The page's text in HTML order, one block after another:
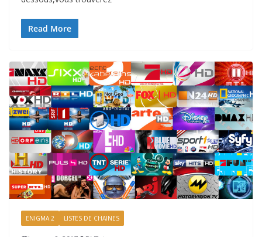
Read More
ENIGMA 2 LISTES DE CHAINES